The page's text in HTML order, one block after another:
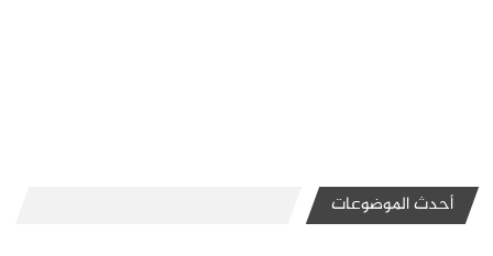
أحدث الموضوعات